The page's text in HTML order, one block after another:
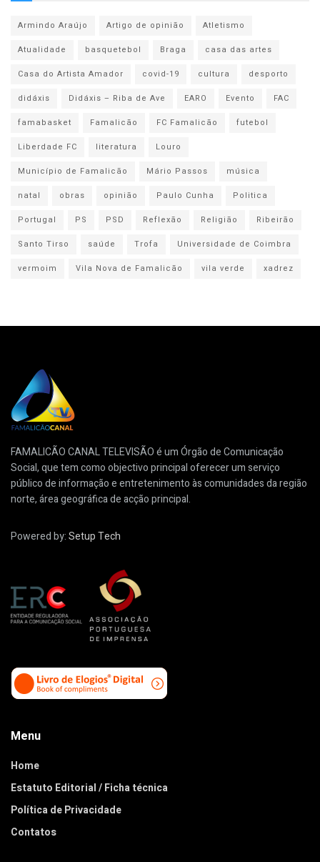
Armindo Araújo Artigo de opinião
Atletismo
Atualidade
basquetebol Braga
casa das artes
Casa do Artista Amador
covid-19 cultura
desporto
didáxis
Didáxis – Riba de Ave EARO Evento
FAC
famabasket
Famalicão FC Famalicão
futebol
Liberdade FC
literatura
Louro
Município de Famalicão
Mário Passos
música
natal
obras opinião Paulo Cunha
Politica
Portugal
PS PSD Reflexão Religião
Ribeirão
Santo Tirso
saúde Trofa
Universidade de Coimbra
vermoim
Vila Nova de Famalicão vila verde xadrez
FAMALICÃO CANAL TELEVISÃO é um Órgão de Comunicação
Social, que tem como objectivo principal oferecer um serviço
público de informação e entretenimento às comunidades da região
norte, área geográfica de acção principal.
Powered by:Setup Tech
Menu
Home
Estatuto Editorial / Ficha técnica
Política de Privacidade
Contatos